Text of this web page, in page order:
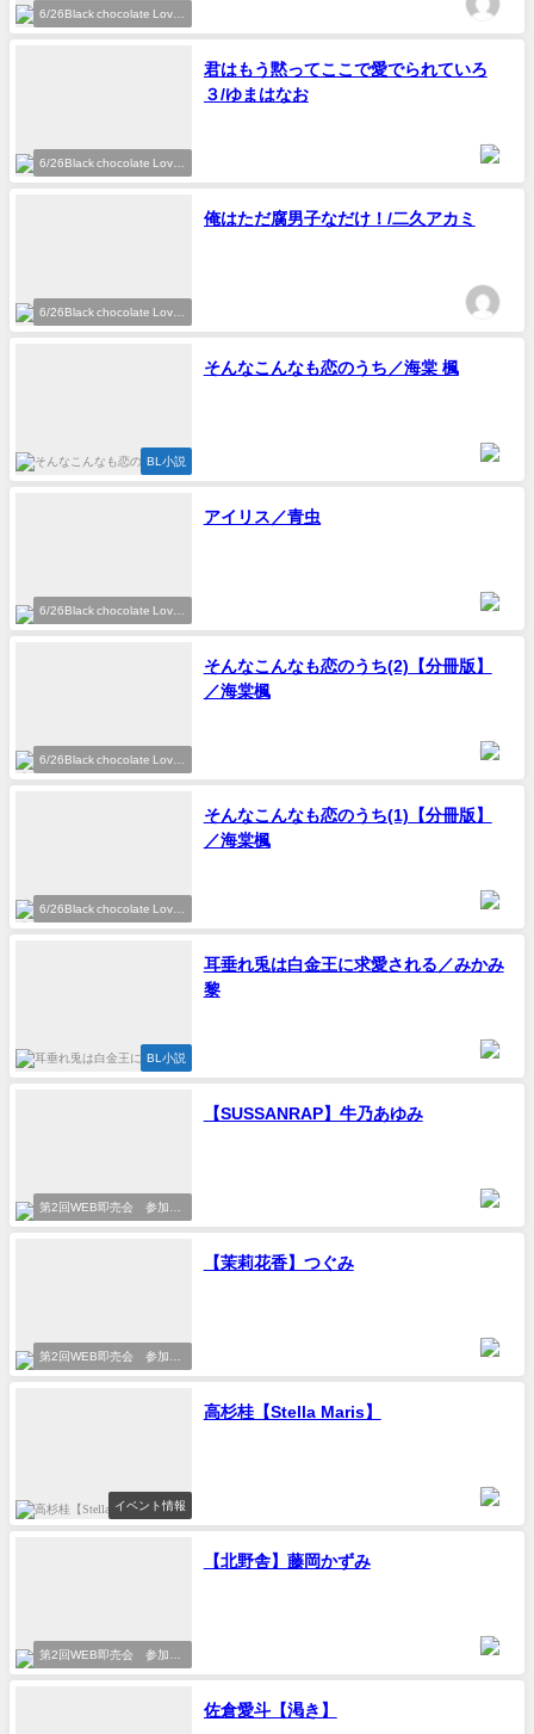
6/26Black chocolate Love
6/26Black chocolate Love
君はもう黙ってここで愛でられていろ
３/ゆまはなお
6/26Black chocolate Love
俺はただ腐男子なだけ！/二久アカミ
BL小説
そんなこんなも恋のうち／海棠 楓
6/26Black chocolate Love
アイリス／青虫
6/26Black chocolate Love
そんなこんなも恋のうち(2)【分冊版】
／海棠楓
6/26Black chocolate Love
そんなこんなも恋のうち(1)【分冊版】
／海棠楓
BL小説
耳垂れ兎は白金王に求愛される／みかみ
黎
第2回WEB即売会 参加サ
【SUSSANRAP】牛乃あゆみ
第2回WEB即売会 参加サ
【茉莉花香】つぐみ
イベント情報
高杉桂【Stella Maris】
第2回WEB即売会 参加サ
【北野舎】藤岡かずみ
佐倉愛斗【渇き】